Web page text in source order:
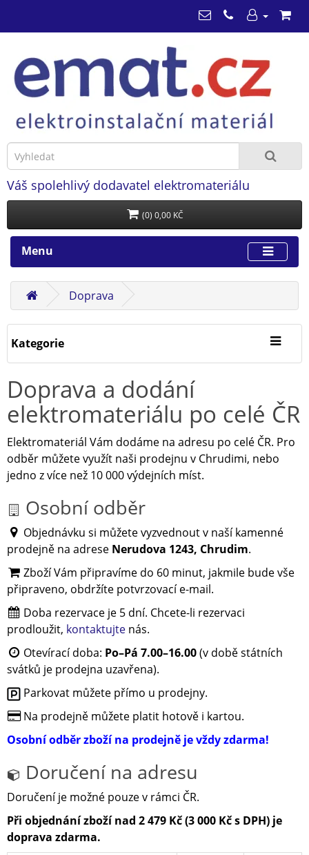
Váš spolehlivý dodavatel elektromateriálu
(0) 0,00 KČ
Menu
Doprava
Kategorie
Doprava a dodání
elektromateriálu po celé ČR
Elektromateriál Vám dodáme na adresu po celé ČR. Pro
odběr můžete využít naši prodejnu v Chrudimi, nebo
jedno z více než 10 000 výdejních míst.
Osobní odběr
Objednávku si můžete vyzvednout v naší kamenné
prodejně na adrese Nerudova 1243, Chrudim.
Zboží Vám připravíme do 60 minut, jakmile bude vše
připraveno, obdržíte potvrzovací e-mail.
Doba rezervace je 5 dní. Chcete-li rezervaci
prodloužit, kontaktujte nás.
Otevírací doba: Po–Pá 7.00–16.00(v době státních
svátků je prodejna uzavřena).
Parkovat můžete přímo u prodejny.
Na prodejně můžete platit hotově i kartou.
Osobní odběr zboží na prodejně je vždy zdarma!
Doručení na adresu
Doručení je možné pouze v rámci ČR.
Při objednání zboží nad 2 479 Kč (3 000 Kč s DPH) je
doprava zdarma.